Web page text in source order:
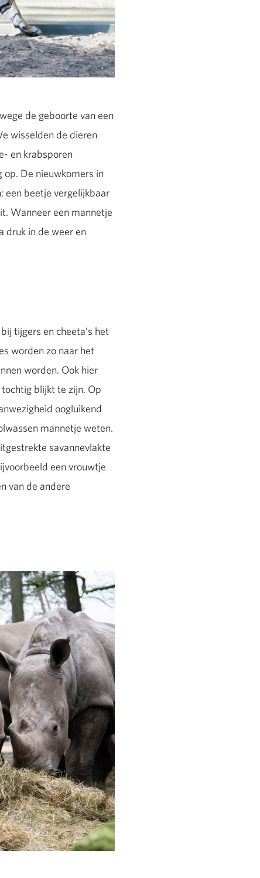
de geboorte van een
wisselden de dieren
en krabsporen
op. De nieuwkomers in
een beetje vergelijkbaar
Wanneer een mannetje
druk in de weer en
tijgers en cheeta’s het
worden zo naar het
worden. Ook hier
blijkt te zijn. Op
oogluikend
mannetje weten.
savannevlakte
een vrouwtje
van de andere